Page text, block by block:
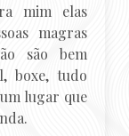
mim elas
magras
são bem
boxe, tudo
lugar que